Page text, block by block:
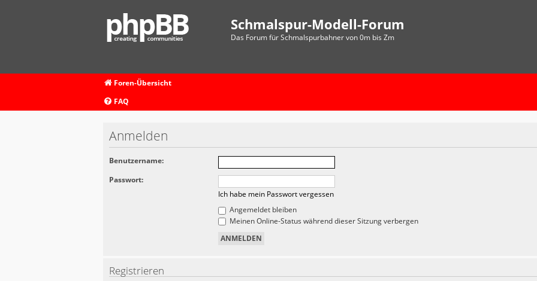
Schmalspur-Modell-Forum
Das Forum für Schmalspurbahner von 0m bis Zm
Foren-Übersicht
FAQ
Anmelden
Benutzername:
Passwort:
Ich habe mein Passwort vergessen
Angemeldet bleiben
Meinen Online-Status während dieser Sitzung verbergen
Registrieren